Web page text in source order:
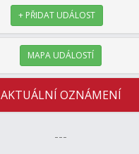
+ PŘIDAT UDÁLOST
MAPA UDÁLOSTÍ
AKTUÁLNÍ OZNÁMENÍ
---